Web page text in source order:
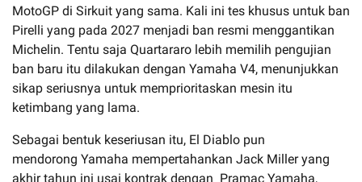
MotoGP di Sirkuit yang sama. Kali ini tes khusus untuk ban
Pirelli yang pada 2027 menjadi ban resmi menggantikan
Michelin. Tentu saja Quartararo lebih memilih pengujian
ban baru itu dilakukan dengan Yamaha V4, menunjukkan
sikap seriusnya untuk memprioritaskan mesin itu
ketimbang yang lama.
Sebagai bentuk keseriusan itu, El Diablo pun
mendorong Yamaha mempertahankan Jack Miller yang
akhir tahun ini usai kontrak dengan Pramac Yamaha,